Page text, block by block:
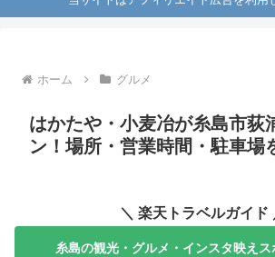
ホーム グルメ
はかたや・小麦冶が糸島市荻
ン！場所・営業時間・駐車場
＼ 楽天トラベルガイド
糸島の観光・グルメ・インスタ映えス